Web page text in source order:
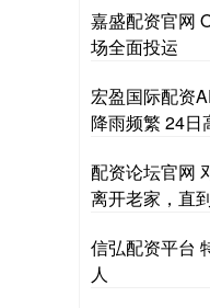
嘉盛配资官网
场全面投运
宏盈国际配资
降雨频繁 24日
配资论坛官网
离开老家，直
信弘配资平台
人